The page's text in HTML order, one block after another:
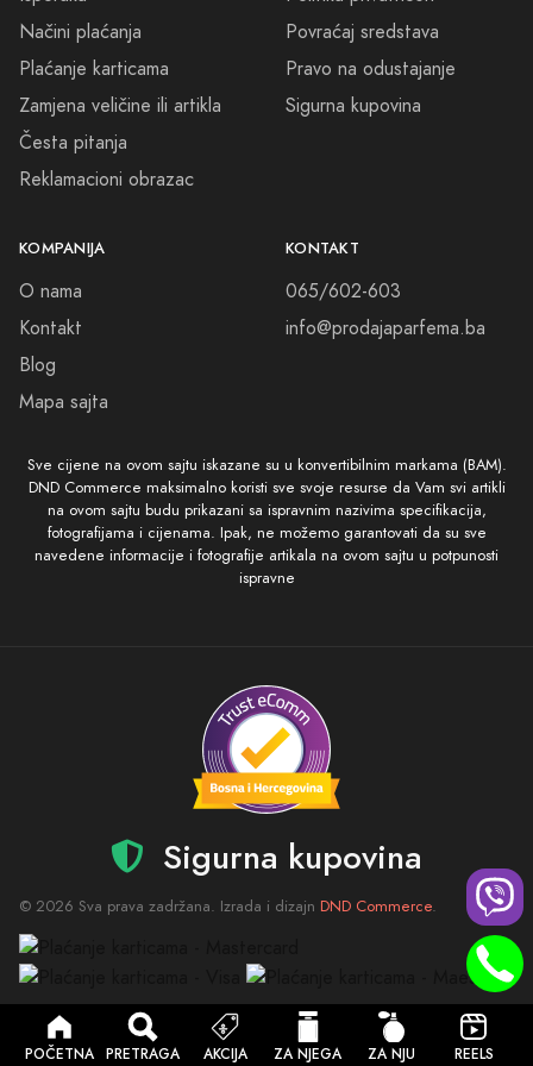
POČETNA PRETRAGA AKCIJA ZA NJEGA ZA NJU REELS
Načini plaćanja
Plaćanje karticama
Zamjena veličine ili artikla
Česta pitanja
Reklamacioni obrazac
Povraćaj sredstava
Pravo na odustajanje
Sigurna kupovina
KOMPANIJA
O nama
Kontakt
Blog
Mapa sajta
KONTAKT
065/602-603
info@prodajaparfema.ba
Sve cijene na ovom sajtu iskazane su u konvertibilnim markama (BAM).
DND Commerce maksimalno koristi sve svoje resurse da Vam svi artikli
na ovom sajtu budu prikazani sa ispravnim nazivima specifikacija,
fotografijama i cijenama. Ipak, ne možemo garantovati da su sve
navedene informacije i fotografije artikala na ovom sajtu u potpunosti
ispravne
Sigurna kupovina
© 2026 Sva prava zadržana. Izrada i dizajn DND Commerce.